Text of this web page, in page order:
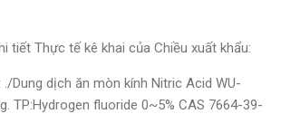
tiết Thực tế kê khai của Chiều xuất khẩu:
./Dung dịch ăn mòn kính Nitric Acid WU-
TP:Hydrogen fluoride 0~5% CAS 7664-39-